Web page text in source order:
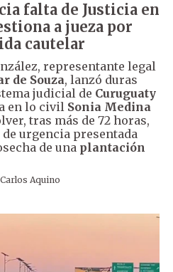
falta de Justicia en
a jueza por
cautelar
representante legal
de Souza, lanzó duras
judicial de Curuguaty
en lo civil Sonia Medina
tras más de 72 horas,
urgencia presentada
de una plantación
Carlos Aquino